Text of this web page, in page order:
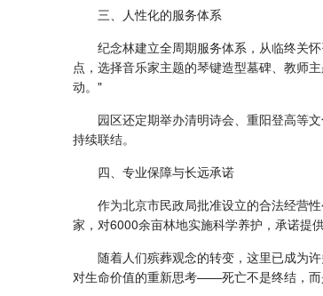
三、人性化的服务体系
纪念林建立全周期服务体系，从临终关
点，选择音乐家主题的琴键造型墓碑、教师
动。"
园区还定期举办清明诗会、重阳登高等
持续联结。
四、专业保障与长远承诺
作为北京市民政局批准设立的合法经营性
家，对6000余亩林地实施科学养护，承诺提
随着人们殡葬观念的转变，这里已成为
对生命价值的重新思考——死亡不是终结，而